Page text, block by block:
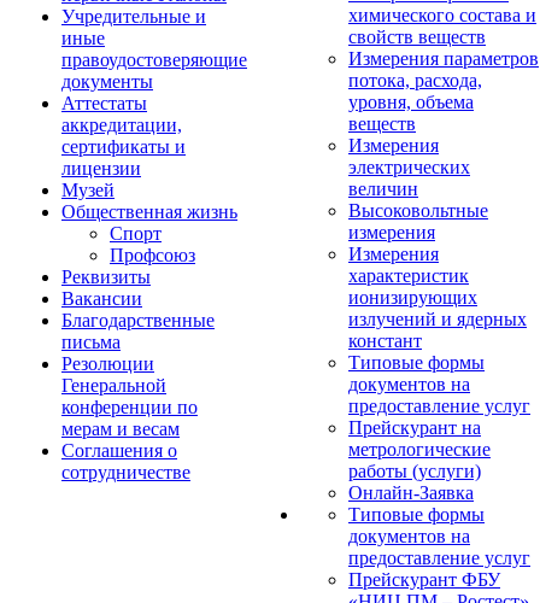
Учредительные и
иные
правоудостоверяющие
документы
Аттестаты
аккредитации,
сертификаты и
лицензии
Музей
Общественная жизнь
Спорт
Профсоюз
Реквизиты
Вакансии
Благодарственные
письма
Резолюции
Генеральной
конференции по
мерам и весам
Соглашения о
сотрудничестве
химического состава и
свойств веществ
Измерения параметров
потока, расхода,
уровня, объема
веществ
Измерения
электрических
величин
Высоковольтные
измерения
Измерения
характеристик
ионизирующих
излучений и ядерных
констант
Типовые формы
документов на
предоставление услуг
Прейскурант на
метрологические
работы (услуги)
Онлайн-Заявка
Типовые формы
документов на
предоставление услуг
Прейскурант ФБУ